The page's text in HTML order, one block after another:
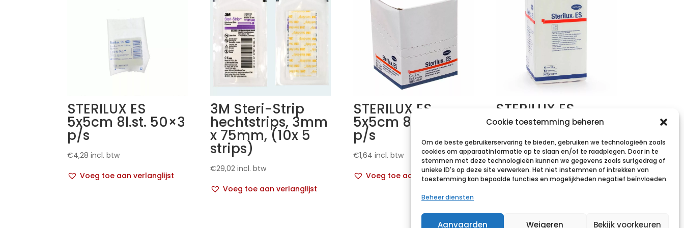
Cookie toestemming beheren
Om de beste gebruikerservaring te bieden, gebruiken we technologieën zoals
cookies om apparaatinformatie op te slaan en/of te raadplegen. Door in te
stemmen met deze technologieën kunnen we gegevens zoals surfgedrag of
unieke ID's op deze site verwerken. Het niet instemmen of intrekken van
toestemming kan bepaalde functies en mogelijkheden negatief beïnvloeden.
Beheer diensten
Aanvaarden Weigeren Bekijk voorkeuren
STERILUX ES
5x5cm 8l.st. 50×3
p/s
€4,28 incl. btw
Voeg toe aan verlanglijst
3M Steri-Strip
hechtstrips, 3mm
x 75mm, (10x 5
strips)
€29,02 incl. btw
Voeg toe aan verlanglijst
STERILUX ES
5x5cm 8l.st. 25×2
p/s
€1,64 incl. btw
Voeg toe aan verlanglijst
STERILUX ES
10x10cm 12l.nst.
100 p/s
€5,61 incl. btw
Voeg toe aan verlanglijst